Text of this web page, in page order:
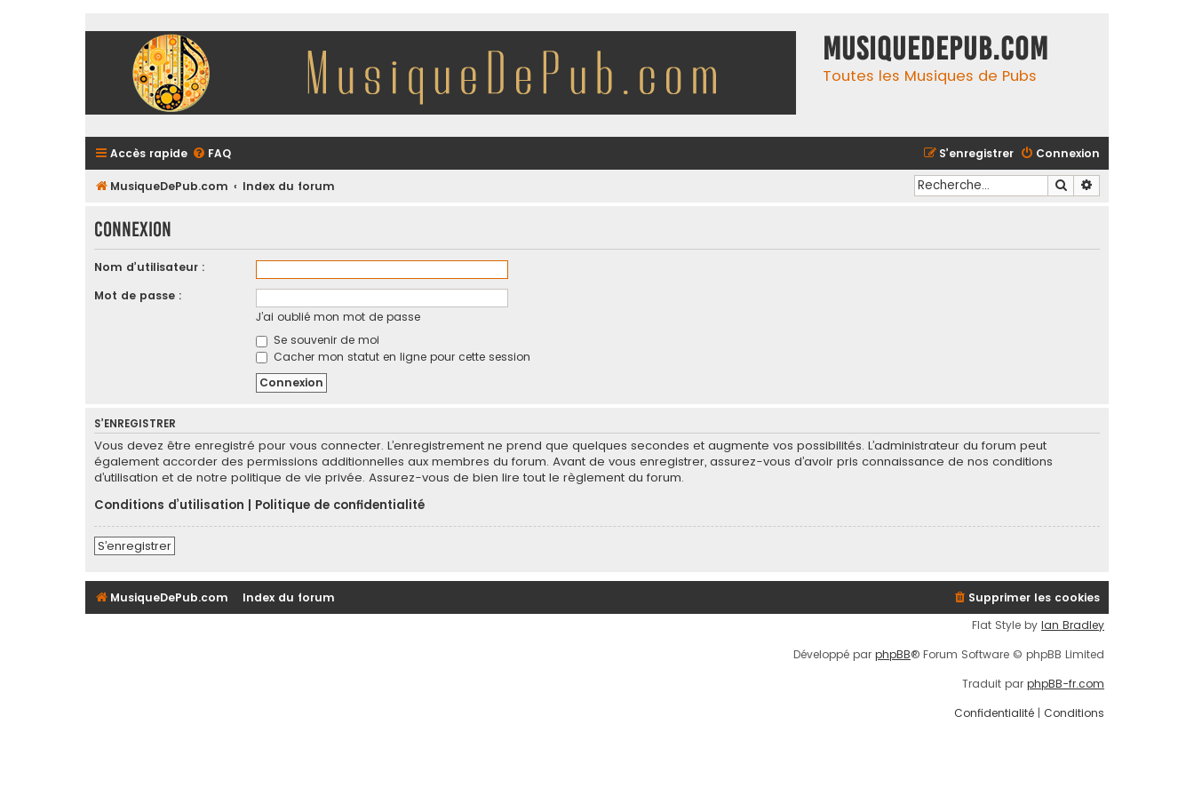
MusiqueDePub.com
Toutes les Musiques de Pubs
Accès rapide FAQ Connexion
S’enregistrer
MusiqueDePub.com Index du forum Rechercher
Connexion
Nom d’utilisateur :
Mot de passe :
J’ai oublié mon mot de passe
Se souvenir de moi
Cacher mon statut en ligne pour cette session
S’ENREGISTRER
Vous devez être enregistré pour vous connecter. L’enregistrement ne prend que quelques secondes et augmente vos possibilités. L’administrateur du forum peut
également accorder des permissions additionnelles aux membres du forum. Avant de vous enregistrer, assurez-vous d’avoir pris connaissance de nos conditions
d’utilisation et de notre politique de vie privée. Assurez-vous de bien lire tout le règlement du forum.
Conditions d’utilisation
Politique de confidentialité
S’enregistrer
MusiqueDePub.com Index du forum
Supprimer les cookies
Flat Style by Ian Bradley
Développé par phpBB® Forum Software © phpBB Limited
Traduit par phpBB-fr.com
Confidentialité | Conditions